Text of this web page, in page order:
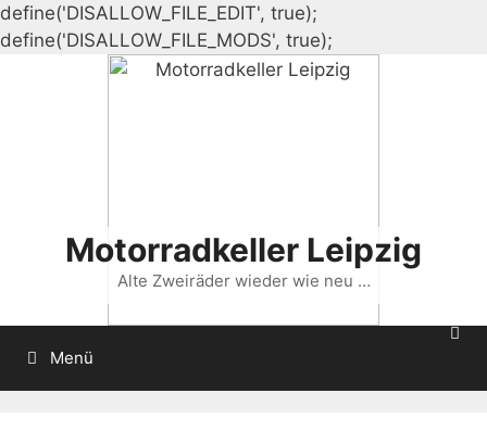
define('DISALLOW_FILE_EDIT', true);
define('DISALLOW_FILE_MODS', true);
Inhalt
Motorradkeller Leipzig
Alte Zweiräder wieder wie neu …
Menü